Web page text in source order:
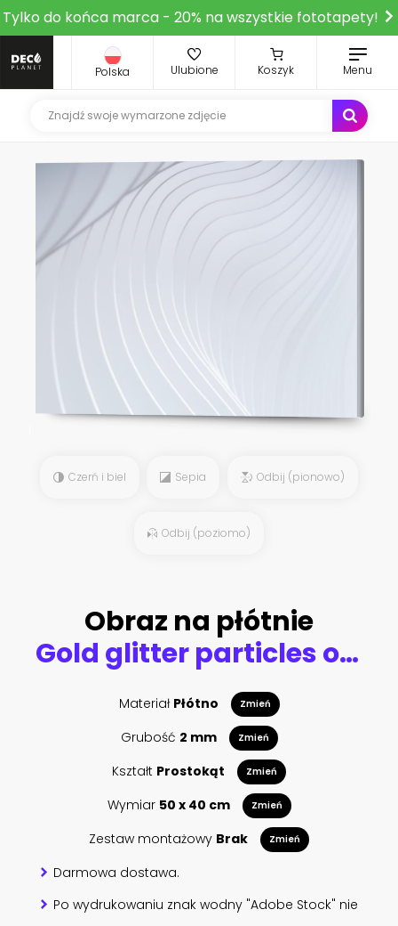
Tylko do końca marca - 20% na wszystkie fototapety!
Polska Ulubione Koszyk Menu
Czerń i biel Sepia Odbij (pionowo)
Odbij (poziomo)
Obraz na płótnie
Gold glitter particles on white background. Vector
Materiał Płótno Zmień
Grubość 2 mm Zmień
Kształt Prostokąt Zmień
Wymiar 50 x 40 cm Zmień
Zestaw montażowy Brak Zmień
Darmowa dostawa.
Po wydrukowaniu znak wodny "Adobe Stock" nie